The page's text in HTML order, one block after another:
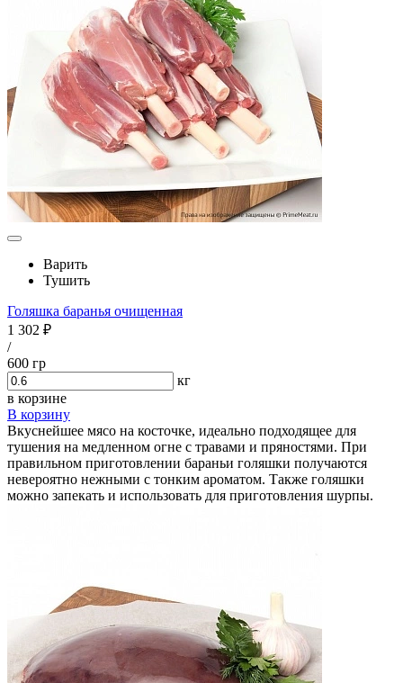
Варить
Тушить
Голяшка баранья очищенная
1 302 ₽
/
600 гр
кг
в корзине
В корзину
Вкуснейшее мясо на косточке, идеально подходящее для
тушения на медленном огне с травами и пряностями. При
правильном приготовлении бараньи голяшки получаются
невероятно нежными с тонким ароматом. Также голяшки
можно запекать и использовать для приготовления шурпы.